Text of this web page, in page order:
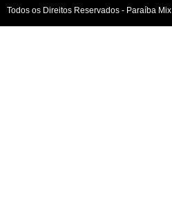
Todos os Direitos Reservados - Paraíba Mix